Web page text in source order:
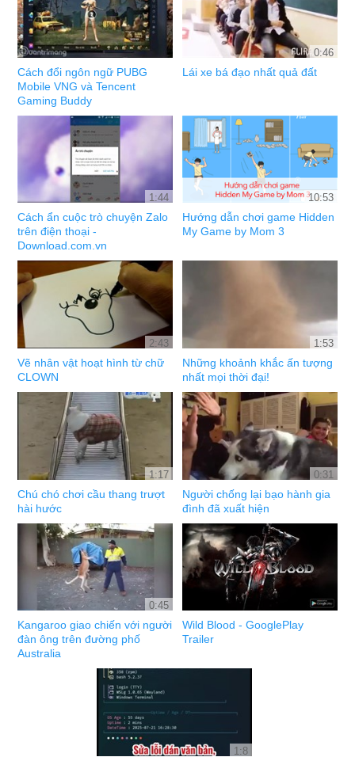
Cách đổi ngôn ngữ PUBG
Mobile VNG và Tencent
Gaming Buddy
0:46
Lái xe bá đạo nhất quả đất
1:44
Cách ẩn cuộc trò chuyện Zalo
trên điện thoại -
Download.com.vn
10:53
Hướng dẫn chơi game Hidden
My Game by Mom 3
2:43
Vẽ nhân vật hoạt hình từ chữ
CLOWN
1:53
Những khoảnh khắc ấn tượng
nhất mọi thời đại!
1:17
Chú chó chơi cầu thang trượt
hài hước
0:31
Người chống lại bạo hành gia
đình đã xuất hiện
0:45
Kangaroo giao chiến với người
đàn ông trên đường phố
Australia
Wild Blood - GooglePlay
Trailer
1:8